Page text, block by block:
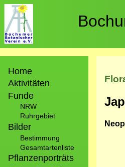
Direkt
zum
Inhalt
Home
Aktivitäten
Funde
NRW
Ruhrgebiet
Bilder
Bestimmung
Gesamtartenliste
Pflanzenporträts